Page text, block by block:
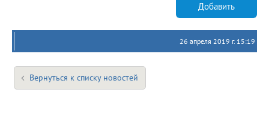
Добавить
26 апреля 2019 г. 15:19
Вернуться к списку новостей